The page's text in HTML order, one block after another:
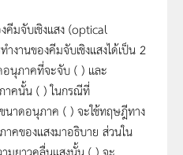
มจับเชิงแสง (optical
งานของคีมจับเชิงแสงได้เป็น 2
นุภาคที่จะจับ ( ) และ
าคนั้น ( ) ในกรณีที่
นาดอนุภาค ( ) จะใช้ทฤษฎีทาง
คของแสงมาอธิบาย ส่วนใน